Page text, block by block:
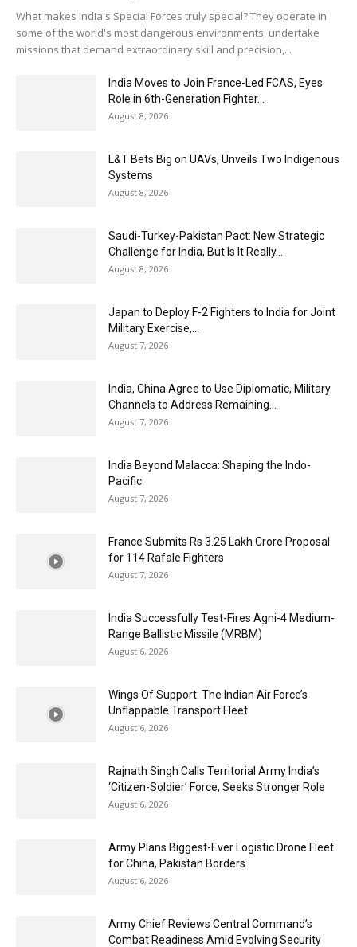
What makes India's Special Forces truly special? They operate in
some of the world's most dangerous environments, undertake
missions that demand extraordinary skill and precision,...
India Moves to Join France-Led FCAS, Eyes
Role in 6th-Generation Fighter...
August 8, 2026
L&T Bets Big on UAVs, Unveils Two Indigenous
Systems
August 8, 2026
Saudi-Turkey-Pakistan Pact: New Strategic
Challenge for India, But Is It Really...
August 8, 2026
Japan to Deploy F-2 Fighters to India for Joint
Military Exercise,...
August 7, 2026
India, China Agree to Use Diplomatic, Military
Channels to Address Remaining...
August 7, 2026
India Beyond Malacca: Shaping the Indo-
Pacific
August 7, 2026
France Submits Rs 3.25 Lakh Crore Proposal
for 114 Rafale Fighters
August 7, 2026
India Successfully Test-Fires Agni-4 Medium-
Range Ballistic Missile (MRBM)
August 6, 2026
Wings Of Support: The Indian Air Force’s
Unflappable Transport Fleet
August 6, 2026
Rajnath Singh Calls Territorial Army India’s
‘Citizen-Soldier’ Force, Seeks Stronger Role
August 6, 2026
Army Plans Biggest-Ever Logistic Drone Fleet
for China, Pakistan Borders
August 6, 2026
Army Chief Reviews Central Command’s
Combat Readiness Amid Evolving Security